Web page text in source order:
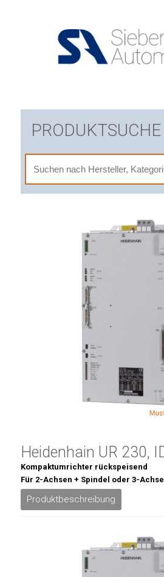
Heidenhain UR 230,
Kompaktumrichter rückspeisend
Für 2-Achsen + Spindel oder 3-
Produktbeschreibung